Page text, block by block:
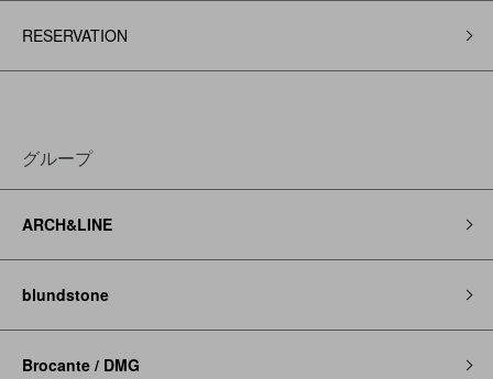
RESERVATION
グループ
ARCH&LINE
blundstone
Brocante / DMG